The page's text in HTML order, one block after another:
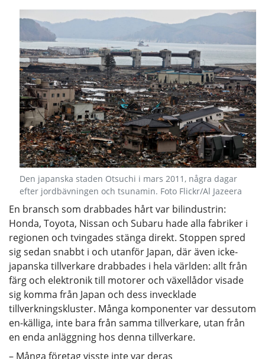
Den japanska staden Otsuchi i mars 2011, några dagar
efter jordbävningen och tsunamin. Foto Flickr/Al Jazeera
En bransch som drabbades hårt var bilindustrin:
Honda, Toyota, Nissan och Subaru hade alla fabriker i
regionen och tvingades stänga direkt. Stoppen spred
sig sedan snabbt i och utanför Japan, där även icke-
japanska tillverkare drabbades i hela världen: allt från
färg och elektronik till motorer och växellådor visade
sig komma från Japan och dess invecklade
tillverkningskluster. Många komponenter var dessutom
en-källiga, inte bara från samma tillverkare, utan från
en enda anläggning hos denna tillverkare.
– Många företag visste inte var deras